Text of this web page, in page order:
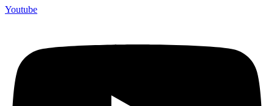
Youtube